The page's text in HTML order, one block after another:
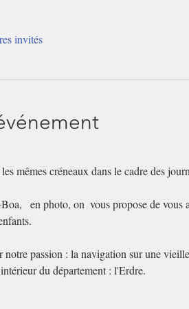
invités
mêmes créneaux dans le cadre des
en photo, on  vous propose de
passion : la navigation sur une
du département : l'Erdre.